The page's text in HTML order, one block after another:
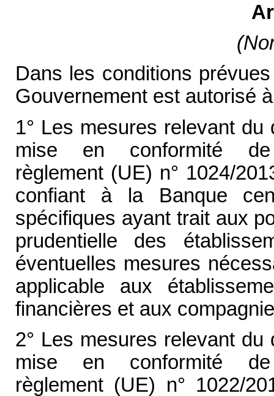
Dans les conditions
Gouvernement est autorisé
1° Les mesures relevant
mise en conformité
règlement (UE) n° 1024/
confiant à la Banque
spécifiques ayant trait aux
prudentielle des
éventuelles mesures
applicable aux
financières et aux
2° Les mesures relevant
mise en conformité
règlement (UE) n° 1022/